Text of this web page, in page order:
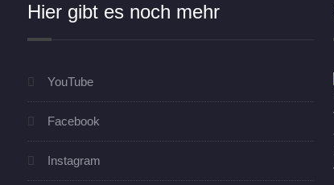
Hier gibt es noch mehr
YouTube
Facebook
Instagram